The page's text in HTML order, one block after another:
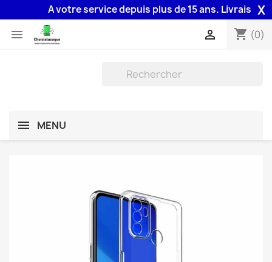
A votre service depuis plus de 15 ans. Livraison X
 shopping_cart (0)

MENU